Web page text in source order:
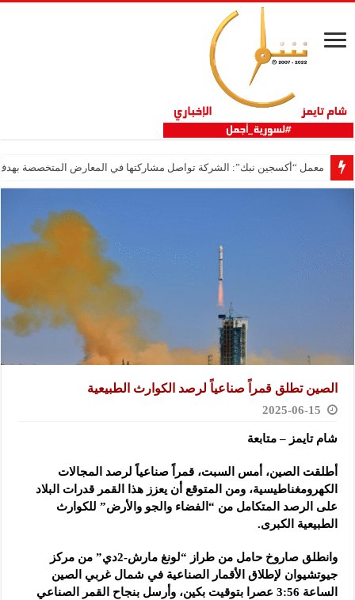
معمل “أكسجين نبك”: الشركة تواصل مشاركتها في المعارض المتخصصة بهدف
الصين تطلق قمراً صناعياً لرصد الكوارث الطبيعية
2025-06-15
شام تايمز – متابعة
أطلقت الصين، أمس السبت، قمراً صناعياً لرصد المجالات
الكهرومغناطيسية، ومن المتوقع أن يعزز هذا القمر قدرات البلاد
على الرصد المتكامل من “الفضاء والجو والأرض” للكوارث
الطبيعية الكبرى.
وانطلق صاروخ حامل من طراز “لونغ مارش-2دي” من مركز
جيوتشيوان لإطلاق الأقمار الصناعية في شمال غربي الصين
الساعة 3:56 عصرا بتوقيت بكين، وأرسل بنجاح القمر الصناعي